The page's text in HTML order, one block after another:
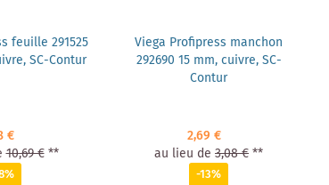
feuille 291525
SC-Contur
€
10,69 € **
Viega Profipress manchon
292690 15 mm, cuivre, SC-
Contur
2,69 €
au lieu de 3,08 €**
-13%